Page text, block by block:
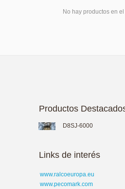
No hay productos en
Productos
D8SJ-6000
Links de interés
www.ralcoeuropa.eu
www.pecomark.com